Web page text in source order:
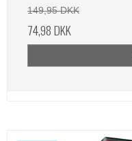
149,95 DKK
74,98 DKK